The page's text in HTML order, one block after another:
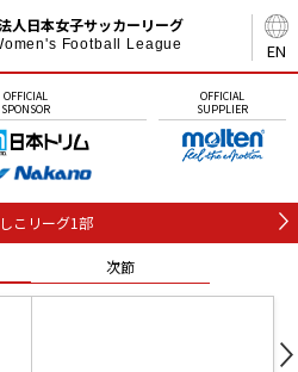
EN
人日本女子サッカーリーグ
Football League
OFFICIAL
SPONSOR
OFFICIAL
SUPPLIER
こリーグ1部
次節